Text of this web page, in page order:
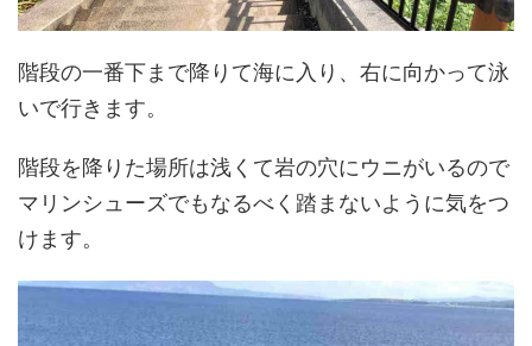
階段の一番下まで降りて海に入り、右に向かって泳
いで行きます。
階段を降りた場所は浅くて岩の穴にウニがいるので
マリンシューズでもなるべく踏まないように気をつ
けます。